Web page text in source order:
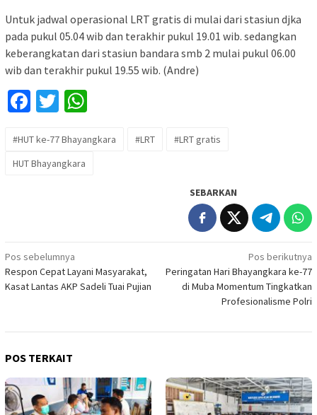
Untuk jadwal operasional LRT gratis di mulai dari stasiun djka
pada pukul 05.04 wib dan terakhir pukul 19.01 wib. sedangkan
keberangkatan dari stasiun bandara smb 2 mulai pukul 06.00
wib dan terakhir pukul 19.55 wib. (Andre)
Facebook
Twitter
#HUT ke-77 Bhayangkara #LRT
#LRT gratis
HUT Bhayangkara
SEBARKAN
Navigasi
pos
Pos sebelumnya
Respon Cepat Layani Masyarakat,
Kasat Lantas AKP Sadeli Tuai Pujian
Pos berikutnya
Peringatan Hari Bhayangkara ke-77
di Muba Momentum Tingkatkan
Profesionalisme Polri
POS TERKAIT